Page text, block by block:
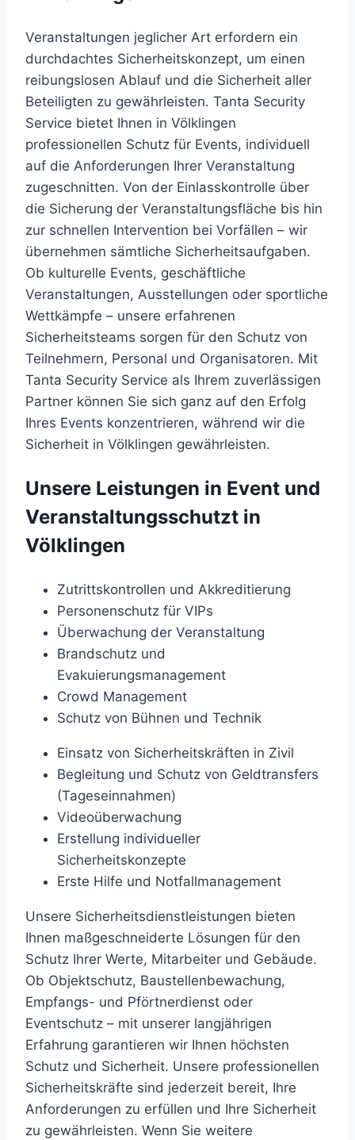
Veranstaltungen jeglicher Art erfordern ein
durchdachtes Sicherheitskonzept, um einen
reibungslosen Ablauf und die Sicherheit aller
Beteiligten zu gewährleisten. Tanta Security
Service bietet Ihnen in Völklingen
professionellen Schutz für Events, individuell
auf die Anforderungen Ihrer Veranstaltung
zugeschnitten. Von der Einlasskontrolle über
die Sicherung der Veranstaltungsfläche bis hin
zur schnellen Intervention bei Vorfällen – wir
übernehmen sämtliche Sicherheitsaufgaben.
Ob kulturelle Events, geschäftliche
Veranstaltungen, Ausstellungen oder sportliche
Wettkämpfe – unsere erfahrenen
Sicherheitsteams sorgen für den Schutz von
Teilnehmern, Personal und Organisatoren. Mit
Tanta Security Service als Ihrem zuverlässigen
Partner können Sie sich ganz auf den Erfolg
Ihres Events konzentrieren, während wir die
Sicherheit in Völklingen gewährleisten.
Unsere Leistungen in Event und
Veranstaltungsschutzt in
Völklingen
Zutrittskontrollen und Akkreditierung
Personenschutz für VIPs
Überwachung der Veranstaltung
Brandschutz und
Evakuierungsmanagement
Crowd Management
Schutz von Bühnen und Technik
Einsatz von Sicherheitskräften in Zivil
Begleitung und Schutz von Geldtransfers
(Tageseinnahmen)
Videoüberwachung
Erstellung individueller
Sicherheitskonzepte
Erste Hilfe und Notfallmanagement
Unsere Sicherheitsdienstleistungen bieten
Ihnen maßgeschneiderte Lösungen für den
Schutz Ihrer Werte, Mitarbeiter und Gebäude.
Ob Objektschutz, Baustellenbewachung,
Empfangs- und Pförtnerdienst oder
Eventschutz – mit unserer langjährigen
Erfahrung garantieren wir Ihnen höchsten
Schutz und Sicherheit. Unsere professionellen
Sicherheitskräfte sind jederzeit bereit, Ihre
Anforderungen zu erfüllen und Ihre Sicherheit
zu gewährleisten. Wenn Sie weitere